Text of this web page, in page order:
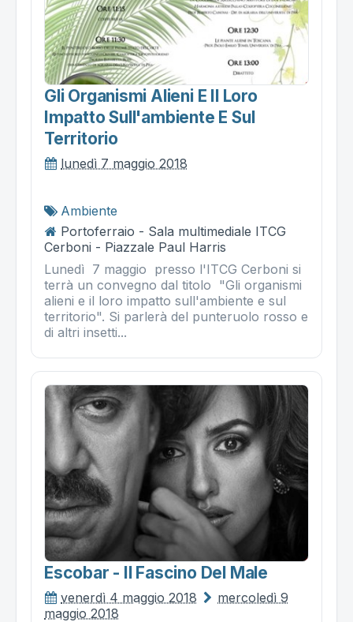
Gli Organismi Alieni E Il Loro
Impatto Sull'ambiente E Sul
Territorio
lunedì 7 maggio 2018
Ambiente
Portoferraio - Sala multimediale ITCG
Cerboni - Piazzale Paul Harris
Lunedì 7 maggio presso l'ITCG Cerboni si
terrà un convegno dal titolo "Gli organismi
alieni e il loro impatto sull'ambiente e sul
territorio". Si parlerà del punteruolo rosso e
di altri insetti...
Escobar - Il Fascino Del Male
venerdì 4 maggio 2018
mercoledì 9
maggio 2018